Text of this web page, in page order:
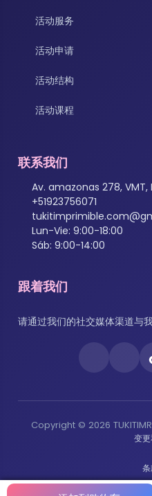
活动服务
活动申请
活动结构
活动课程
联系我们
Av. amazonas 278, VMT,
+51923756071
Lun-Vie: 9:00-18:00
Sáb: 9:00-14:00
跟着我们
请通过我们的社交媒体渠道与
Copyright © 2026
变